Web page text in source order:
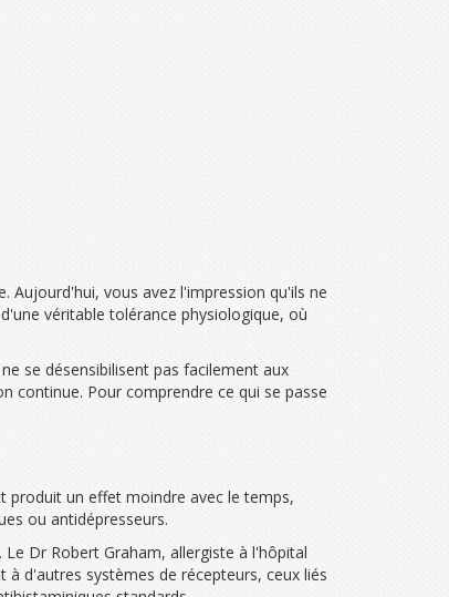
Aujourd'hui, vous avez l'impression qu'ils ne
véritable tolérance physiologique, où
se désensibilisent pas facilement aux
continue. Pour comprendre ce qui se passe
produit un effet moindre avec le temps,
ou antidépresseurs.
Le Dr Robert Graham, allergiste à l'hôpital
à d'autres systèmes de récepteurs, ceux liés